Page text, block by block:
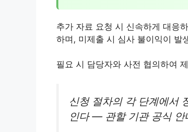
추가 자료 요청 시 신속하게 대응
하며, 미제출 시 심사 불이익이 발
필요 시 담당자와 사전 협의하여
신청 절차의 각 단계에서
인다 — 관할 기관 공식